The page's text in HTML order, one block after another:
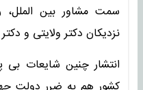
سمت مشاور بین
نزدیکان دکتر ولایتی و
انتشار چنین شایعات